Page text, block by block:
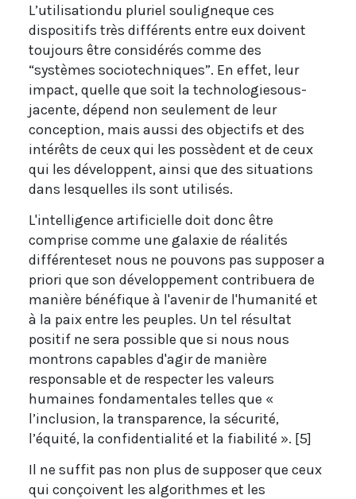
L’utilisationdu pluriel souligneque ces
dispositifs très différents entre eux doivent
toujours être considérés comme des
“systèmes sociotechniques”. En effet, leur
impact, quelle que soit la technologiesous-
jacente, dépend non seulement de leur
conception, mais aussi des objectifs et des
intérêts de ceux qui les possèdent et de ceux
qui les développent, ainsi que des situations
dans lesquelles ils sont utilisés.
L'intelligence artificielle doit donc être
comprise comme une galaxie de réalités
différenteset nous ne pouvons pas supposer a
priori que son développement contribuera de
manière bénéfique à l'avenir de l'humanité et
à la paix entre les peuples. Un tel résultat
positif ne sera possible que si nous nous
montrons capables d'agir de manière
responsable et de respecter les valeurs
humaines fondamentales telles que «
l’inclusion, la transparence, la sécurité,
l’équité, la confidentialité et la fiabilité ». [5]
Il ne suffit pas non plus de supposer que ceux
qui conçoivent les algorithmes et les